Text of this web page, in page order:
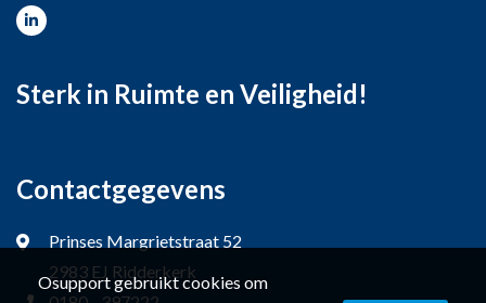
Sterk in Ruimte en Veiligheid!
Contactgegevens
Prinses Margrietstraat 52
2983 EJ Ridderkerk
Osupport gebruikt cookies om